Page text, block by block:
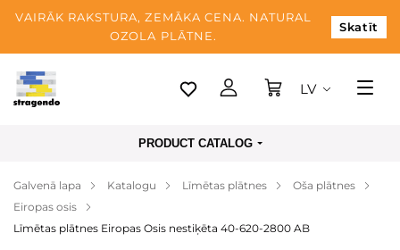
VAIRĀK RAKSTURA, ZEMĀKA CENA. NATURAL
OZOLA PLĀTNE.
Skatīt
Tallina
Apmaksa
Par mums
LV
PRODUCT CATALOG
Galvenā lapa Katalogu Līmētas plātnes
Oša plātnes
Eiropas osis
Līmētas plātnes Eiropas Osis nestiķēta 40-620-2800 AB